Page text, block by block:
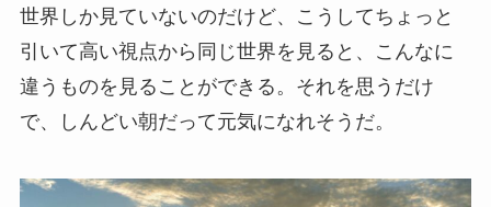
世界しか見ていないのだけど、こうしてちょっと
引いて高い視点から同じ世界を見ると、こんなに
違うものを見ることができる。それを思うだけ
で、しんどい朝だって元気になれそうだ。